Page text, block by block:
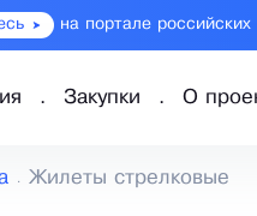
на портале российских
Закупки О
Жилеты стрелковые